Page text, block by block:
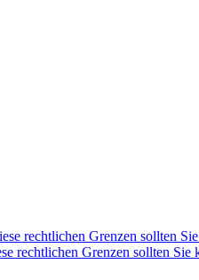
rechtlichen Grenzen sollten
rechtlichen Grenzen sollten Sie